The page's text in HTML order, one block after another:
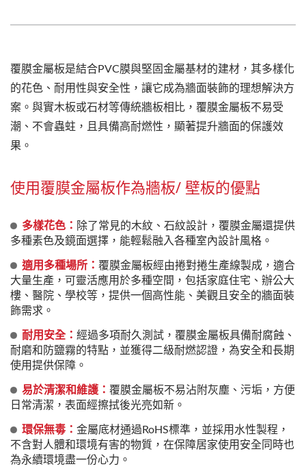
覆膜金屬板是結合PVC膜與堅固金屬基材的建材，其多樣化
的花色、耐用性與安全性，讓它成為牆面裝飾的理想解決方
案。與實木板或石材等傳統牆板相比，覆膜金屬板不易受
潮、不會蟲蛀，且具備高耐燃性，顯著提升牆面的保護效
果。
使用覆膜金屬板作為牆板/ 壁板的優點
多樣花色： 除了常見的木紋、石紋設計，覆膜金屬還提供
多種素色及鏡面選擇，能輕鬆融入各種室內設計風格。
適用多種場所： 覆膜金屬板經由捲對捲生產線製成，適合
大量生產，可靈活應用於多種空間，包括家庭住宅、辦公大
樓、醫院、學校等，提供一個高性能、美觀且安全的牆面裝
飾需求。
耐用安全： 經過多項耐久測試，覆膜金屬板具備耐腐蝕、
耐磨和防鹽霧的特點，並獲得二級耐燃認證，為安全和長期
使用提供保障。
易於清潔和維護： 覆膜金屬板不易沾附灰塵、污垢，方便
日常清潔，表面經擦拭後光亮如新。
環保無毒： 金屬底材通過RoHS標準，並採用水性製程，
不含對人體和環境有害的物質，在保障居家使用安全同時也
為永續環境盡一份心力。